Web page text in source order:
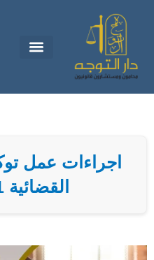
المحتوى
اجراءات عمل
القضائية 94959511